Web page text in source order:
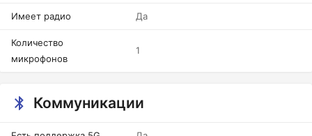
Имеет радио Да
Количество
микрофонов
1
Коммуникации